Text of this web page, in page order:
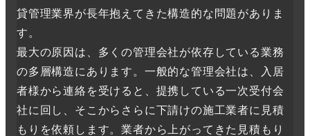
貸管理業界が長年抱えてきた構造的な問題がありま
す。
最大の原因は、多くの管理会社が依存している業務
の多層構造にあります。一般的な管理会社は、入居
者様から連絡を受けると、提携している一次受付会
社に回し、そこからさらに下請けの施工業者に見積
もりを依頼します。業者から上がってきた見積もり